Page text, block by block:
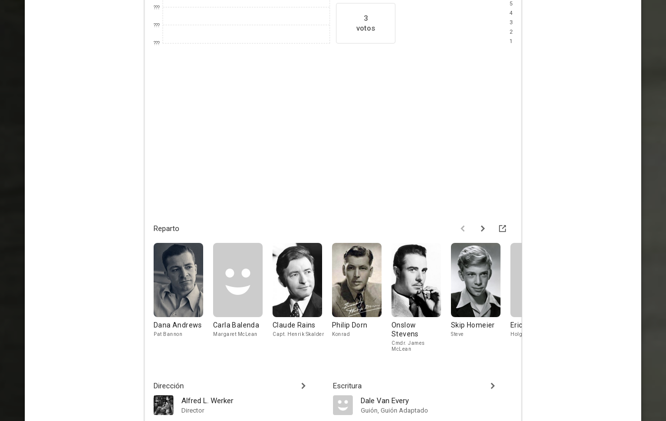
???
???
???
3
votos
5
4
3
2
1
Reparto
Dana Andrews
Pat Bannon
Carla Balenda
Margaret McLean
Claude Rains
Capt. Henrik Skalder
Philip Dorn
Konrad
Onslow
Stevens
Cmdr. James
McLean
Skip Homeier
Steve
Eric Feldary
Holger
Dirección
Alfred L. Werker
Director
Escritura
Dale Van Every
Guión, Guión Adaptado